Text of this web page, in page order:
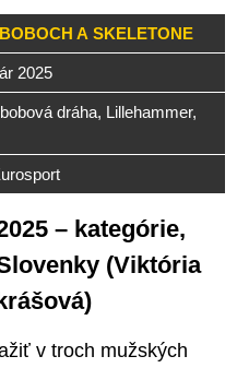
A SKELETONE
2025
dráha, Lillehammer,
– kategórie,
(Viktória
v troch mužských